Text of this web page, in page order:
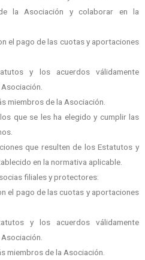
la Asociación y colaborar en la
el pago de las cuotas y aportaciones
y los acuerdos válidamente
miembros de la Asociación.
que se les ha elegido y cumplir las
que resulten de los Estatutos y
en la normativa aplicable.
filiales y protectores:
el pago de las cuotas y aportaciones
y los acuerdos válidamente
miembros de la Asociación.